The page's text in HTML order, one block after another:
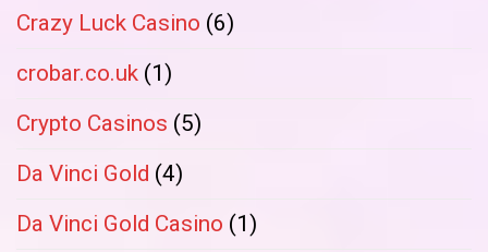
Crazy Luck Casino (6)
crobar.co.uk (1)
Crypto Casinos (5)
Da Vinci Gold (4)
Da Vinci Gold Casino (1)